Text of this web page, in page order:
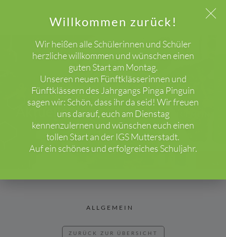
Willkommen zurück!
Wir heißen alle Schülerinnen und Schüler
herzliche willkommen und wünschen einen
guten Start am Montag.
Unseren neuen Fünftklässerinnen und
Fünftklässern des Jahrgangs Pinga Pinguin
sagen wir: Schön, dass ihr da seid! Wir freuen
uns darauf, euch am Dienstag
kennenzulernen und wünschen euch einen
tollen Start an der IGS Mutterstadt.
Auf ein schönes und erfolgreiches Schuljahr.
Aktuelles HOME BLOG ALLGEMEIN
ALLGEMEIN
ZURÜCK ZUR ÜBERSICHT